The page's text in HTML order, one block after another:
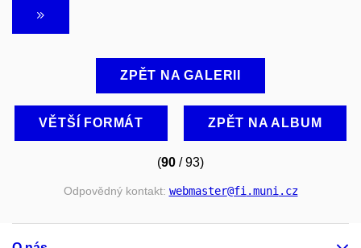
ZPĚT NA GALERII
VĚTŠÍ FORMÁT ZPĚT NA ALBUM
(90 / 93)
Odpovědný kontakt: webmaster@fi.muni.cz